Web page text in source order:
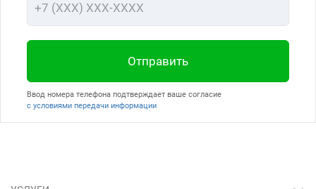
Ввод номера телефона подтверждает ваше согласие
с условиями передачи информации
Отправить